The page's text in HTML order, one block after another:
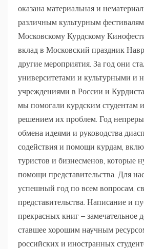
оказана материальная и
различным культурным
Московскому Курдскому
вклад в Московский праздник
другие мероприятия. За год они
университетами и культурными и
учреждениями в России и
мы помогали курдским студентам
решением их проблем. Год
обмена идеями и руководства
содействия и помощи курдам,
туристов и бизнесменов, которые
помощи представительства. Для
успешный год по всем вопросам,
представительства. Написание и
прекрасных книг ­– замечательное
ставшее хорошим научным
российских и иностранных